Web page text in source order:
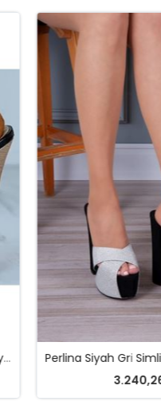
Jolie Siyah Kadın Yüksek Topuklu Ayakkabı